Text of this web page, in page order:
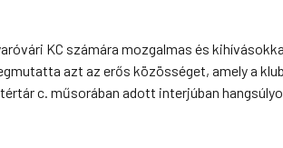
KC számára mozgalmas és
azt az erős közösséget, amely a
c. műsorában adott interjúban